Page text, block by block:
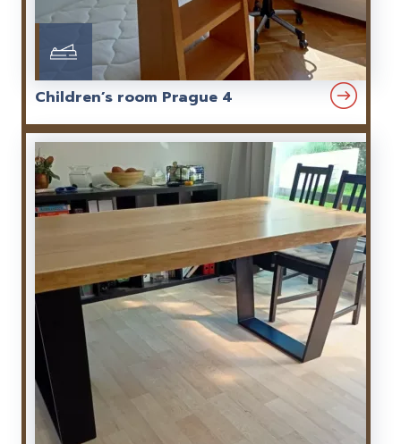
Children’s room Prague 4